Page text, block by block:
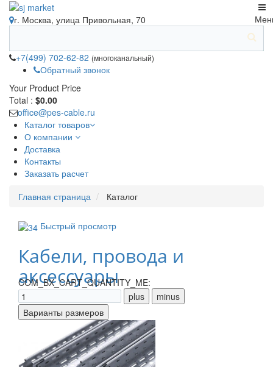
г. Москва, улица Привольная, 70
+7(499) 702-62-82 (многоканальный)
Обратный звонок
Your Product Price
Total : $0.00
office@pes-cable.ru
Каталог товаров
О компании
Доставка
Контакты
Заказать расчет
Главная страница Каталог
Быстрый просмотр
Кабели, провода и
аксессуары
COM_BX_CART_QUANTITY_ME: